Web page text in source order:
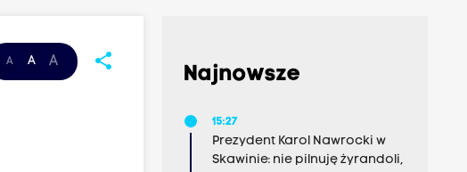
A A A share
Najnowsze
15:27
Prezydent Karol Nawrocki w
Skawinie: nie pilnuję żyrandoli,